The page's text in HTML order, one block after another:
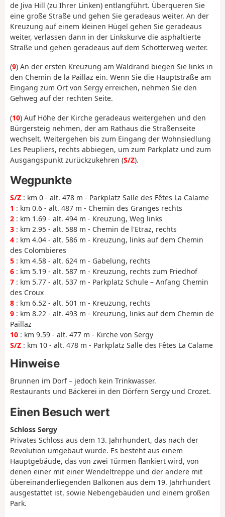
de Jiva Hill (zu Ihrer Linken) entlangführt. Überqueren Sie
eine große Straße und gehen Sie geradeaus weiter. An der
Kreuzung auf einem kleinen Hügel gehen Sie geradeaus
weiter, verlassen dann in der Linkskurve die asphaltierte
Straße und gehen geradeaus auf dem Schotterweg weiter.
(9) An der ersten Kreuzung am Waldrand biegen Sie links in
den Chemin de la Paillaz ein. Wenn Sie die Hauptstraße am
Eingang zum Ort von Sergy erreichen, nehmen Sie den
Gehweg auf der rechten Seite.
(10) Auf Höhe der Kirche geradeaus weitergehen und den
Bürgersteig nehmen, der am Rathaus die Straßenseite
wechselt. Weitergehen bis zum Eingang der Wohnsiedlung
Les Peupliers, rechts abbiegen, um zum Parkplatz und zum
Ausgangspunkt zurückzukehren (S/Z).
Wegpunkte
S/Z : km 0 - alt. 478 m - Parkplatz Salle des Fêtes La Calame
1 : km 0.6 - alt. 487 m - Chemin des Granges rechts
2 : km 1.69 - alt. 494 m - Kreuzung, Weg links
3 : km 2.95 - alt. 588 m - Chemin de l'Etraz, rechts
4 : km 4.04 - alt. 586 m - Kreuzung, links auf dem Chemin
des Colombieres
5 : km 4.58 - alt. 624 m - Gabelung, rechts
6 : km 5.19 - alt. 587 m - Kreuzung, rechts zum Friedhof
7 : km 5.77 - alt. 537 m - Parkplatz Schule – Anfang Chemin
des Croux
8 : km 6.52 - alt. 501 m - Kreuzung, rechts
9 : km 8.22 - alt. 493 m - Kreuzung, links auf dem Chemin de
Paillaz
10 : km 9.59 - alt. 477 m - Kirche von Sergy
S/Z : km 10 - alt. 478 m - Parkplatz Salle des Fêtes La Calame
Hinweise
Brunnen im Dorf – jedoch kein Trinkwasser.
Restaurants und Bäckerei in den Dörfern Sergy und Crozet.
Einen Besuch wert
Schloss Sergy
Privates Schloss aus dem 13. Jahrhundert, das nach der
Revolution umgebaut wurde. Es besteht aus einem
Hauptgebäude, das von zwei Türmen flankiert wird, von
denen einer mit einer Wendeltreppe und der andere mit
übereinanderliegenden Balkonen aus dem 19. Jahrhundert
ausgestattet ist, sowie Nebengebäuden und einem großen
Park.